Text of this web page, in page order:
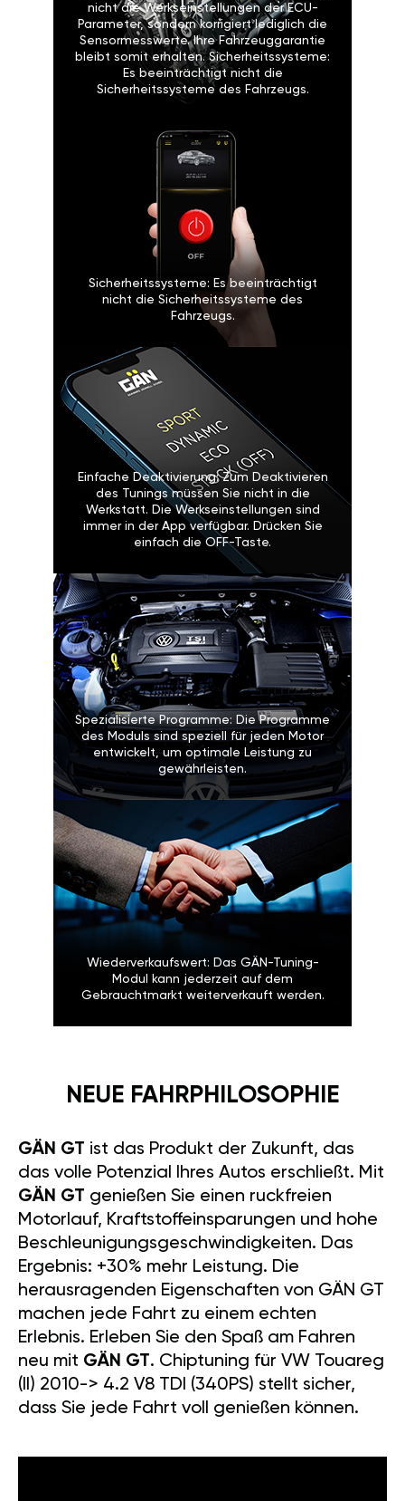
nicht die Werkseinstellungen der ECU-
Parameter, sondern korrigiert lediglich die
Sensormesswerte. Ihre Fahrzeuggarantie
bleibt somit erhalten. Sicherheitssysteme:
Es beeinträchtigt nicht die
Sicherheitssysteme des Fahrzeugs.
Sicherheitssysteme: Es beeinträchtigt
nicht die Sicherheitssysteme des
Fahrzeugs.
Einfache Deaktivierung: Zum Deaktivieren
des Tunings müssen Sie nicht in die
Werkstatt. Die Werkseinstellungen sind
immer in der App verfügbar. Drücken Sie
einfach die OFF-Taste.
Spezialisierte Programme: Die Programme
des Moduls sind speziell für jeden Motor
entwickelt, um optimale Leistung zu
gewährleisten.
Wiederverkaufswert: Das GÄN-Tuning-
Modul kann jederzeit auf dem
Gebrauchtmarkt weiterverkauft werden.
NEUE FAHRPHILOSOPHIE
GÄN GT ist das Produkt der Zukunft, das
das volle Potenzial Ihres Autos erschließt. Mit
GÄN GT genießen Sie einen ruckfreien
Motorlauf, Kraftstoffeinsparungen und hohe
Beschleunigungsgeschwindigkeiten. Das
Ergebnis: +30% mehr Leistung. Die
herausragenden Eigenschaften von GÄN GT
machen jede Fahrt zu einem echten
Erlebnis. Erleben Sie den Spaß am Fahren
neu mit GÄN GT. Chiptuning für VW Touareg
(II) 2010-> 4.2 V8 TDI (340PS) stellt sicher,
dass Sie jede Fahrt voll genießen können.